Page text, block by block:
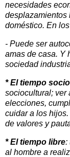
necesidades
desplazamientos
doméstico. En
- Puede ser
amas de casa. Y
sociedad
* El tiempo
sociocultural; ver
elecciones,
cuidar a los
de valores y
* El tiempo libre:
al hombre a